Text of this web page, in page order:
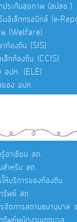
ประกันสุขภาพ (สปสช.)
มอิเล็กทรอนิกส์ (e-
พ (Welfare)
ท้องถิ่น (SIS)
ล็กท้องถิ่น (CCIS)
อปท. (ELE)
ของ อปท.
อาเซียน สถ.
สำหรับ สถ.
ห้บริการของท้องถิ่น
รัพย์ สถ.
จัดการสถานธนานุบาล